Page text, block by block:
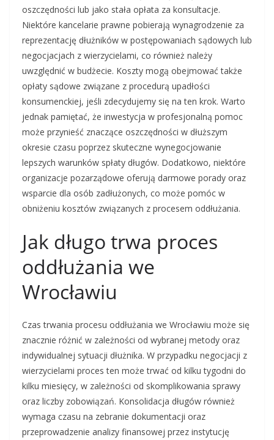
oszczędności lub jako stała opłata za konsultacje.
Niektóre kancelarie prawne pobierają wynagrodzenie za
reprezentację dłużników w postępowaniach sądowych lub
negocjacjach z wierzycielami, co również należy
uwzględnić w budżecie. Koszty mogą obejmować także
opłaty sądowe związane z procedurą upadłości
konsumenckiej, jeśli zdecydujemy się na ten krok. Warto
jednak pamiętać, że inwestycja w profesjonalną pomoc
może przynieść znaczące oszczędności w dłuższym
okresie czasu poprzez skuteczne wynegocjowanie
lepszych warunków spłaty długów. Dodatkowo, niektóre
organizacje pozarządowe oferują darmowe porady oraz
wsparcie dla osób zadłużonych, co może pomóc w
obniżeniu kosztów związanych z procesem oddłużania.
Jak długo trwa proces
oddłużania we
Wrocławiu
Czas trwania procesu oddłużania we Wrocławiu może się
znacznie różnić w zależności od wybranej metody oraz
indywidualnej sytuacji dłużnika. W przypadku negocjacji z
wierzycielami proces ten może trwać od kilku tygodni do
kilku miesięcy, w zależności od skomplikowania sprawy
oraz liczby zobowiązań. Konsolidacja długów również
wymaga czasu na zebranie dokumentacji oraz
przeprowadzenie analizy finansowej przez instytucję